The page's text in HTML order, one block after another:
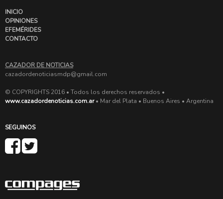
INICIO
OPINIONES
EFEMÉRIDES
CONTACTO
CAZADOR DE NOTICIAS
cazadordenoticiasmdp@gmail.com
© COPYRIGHTS 2016 • Todos los derechos reservados •
www.cazadordenoticias.com.ar• Mar del Plata • Buenos Aires • Argentina
SEGUINOS